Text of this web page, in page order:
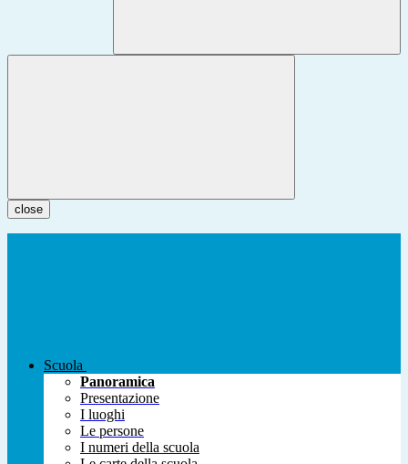
close
Scuola
Panoramica
Presentazione
I luoghi
Le persone
I numeri della scuola